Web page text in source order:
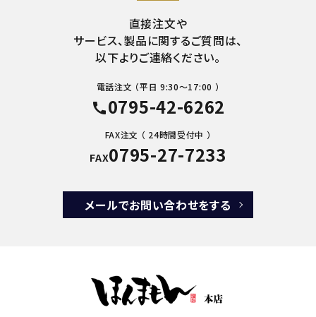
直接注文や
サービス、製品に関するご質問は、
以下よりご連絡ください。
電話注文 （平日 9:30～17:00 ）
call0795-42-6262
FAX注文 （ 24時間受付中 ）
FAX0795-27-7233
メールでお問い合わせをする